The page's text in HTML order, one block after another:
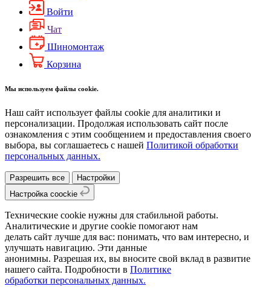
Войти
Чат
Шиномонтаж
Корзина
Мы используем файлы cookie.
Наш сайт использует файлы cookie для аналитики и
персонализации. Продолжая использовать сайт после
ознакомления с этим сообщением и предоставления своего
выбора, вы соглашаетесь с нашей Политикой обработки
персональных данных.
Разрешить все
Настройки
Настройка coockie
Технические cookie нужны для стабильной работы.
Аналитические и другие cookie помогают нам
делать сайт лучше для вас: понимать, что вам интересно, и
улучшать навигацию. Эти данные
анонимны. Разрешая их, вы вносите свой вклад в развитие
нашего сайта. Подробности в Политике
обработки персональных данных.